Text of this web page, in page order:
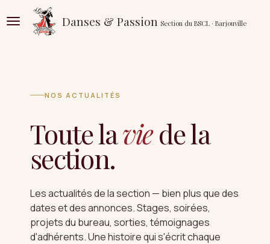
Passer
au
Danses & Passion Section du BSCL · Barjouville
NOS ACTUALITÉS
Toute laviede la
section.
Les actualités de la section — bien plus que des
dates et des annonces. Stages, soirées,
projets du bureau, sorties, témoignages
d'adhérents. Une histoire qui s'écrit chaque